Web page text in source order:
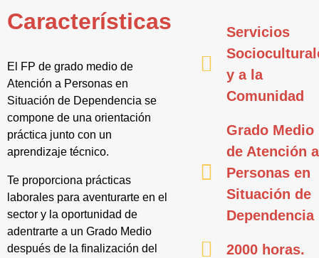
Características
El FP de grado medio de
Atención a Personas en
Situación de Dependencia se
compone de una orientación
práctica junto con un
aprendizaje técnico.
Te proporciona prácticas
laborales para aventurarte en el
sector y la oportunidad de
adentrarte a un Grado Medio
después de la finalización del
Servicios
y a la
Comunidad
Grado Medio
de Atención a
Personas en
Situación de
Dependencia
2000 horas.